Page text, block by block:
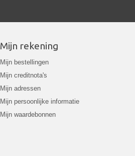
Mijn rekening
Mijn bestellingen
Mijn creditnota's
Mijn adressen
Mijn persoonlijke informatie
Mijn waardebonnen